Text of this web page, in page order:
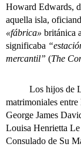
Howard Edwards,
aquella isla,
«fábrica» británica
significaba
mercantil” (The
Los hijos de
matrimoniales entre
George James
Louisa Henrietta Le
Consulado de Su